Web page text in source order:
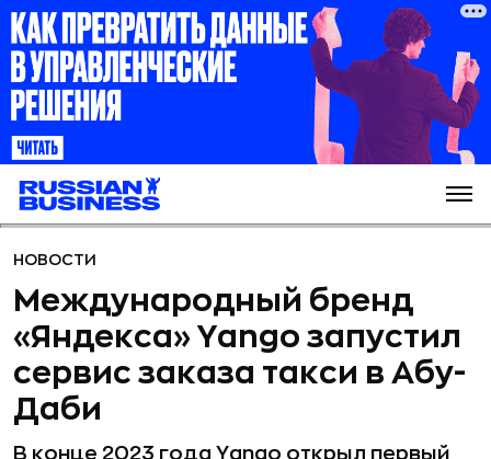
НОВОСТИ
Международный бренд
«Яндекса» Yango запустил
сервис заказа такси в Абу-
Даби
В конце 2023 года Yango открыл первый